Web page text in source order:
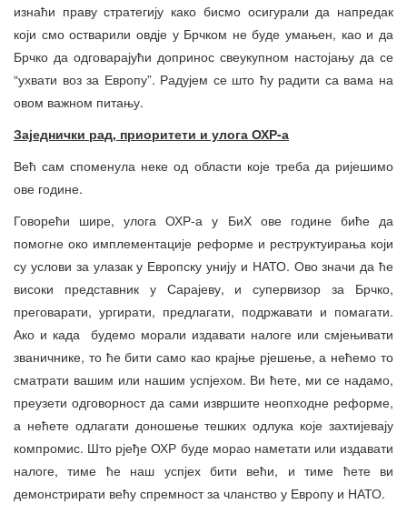
изнаћи праву стратегију како бисмо осигурали да напредак
који смо остварили овдје у Брчком не буде умањен, као и да
Брчко да одговарајући допринос свеукупном настојању да се
“ухвати воз за Европу”. Радујем се што ћу радити са вама на
овом важном питању.
Заједнички рад, приоритети и улога ОХР-а
Већ сам споменула неке од области које треба да ријешимо
ове године.
Говорећи шире, улога ОХР-а у БиХ ове године биће да
помогне око имплементације реформе и реструктуирања који
су услови за улазак у Европску унију и НАТО. Ово значи да ће
високи представник у Сарајеву, и супервизор за Брчко,
преговарати, ургирати, предлагати, подржавати и помагати.
Ако и када будемо морали издавати налоге или смјењивати
званичнике, то ће бити само као крајње рјешење, а нећемо то
сматрати вашим или нашим успјехом. Ви ћете, ми се надамо,
преузети одговорност да сами извршите неопходне реформе,
а нећете одлагати доношење тешких одлука које захтијевају
компромис. Што рјеђе ОХР буде морао наметати или издавати
налоге, тиме ће наш успјех бити већи, и тиме ћете ви
демонстрирати већу спремност за чланство у Европу и НАТО.